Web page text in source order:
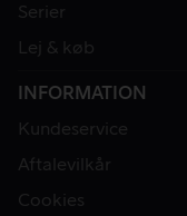
Serier
Lej & køb
INFORMATION
Kundeservice
Aftalevilkår
Cookies